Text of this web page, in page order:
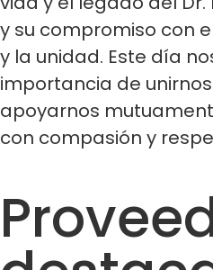
y su compromiso con
y la unidad. Este día
importancia de
apoyarnos
con compasión y